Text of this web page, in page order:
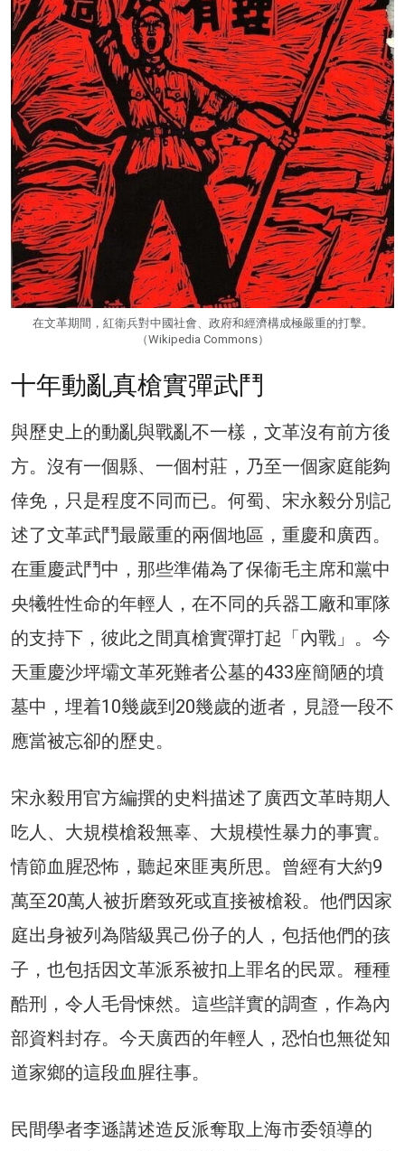
在文革期間，紅衛兵對中國社會、政府和經濟構成極嚴重的打擊。
（Wikipedia Commons）
十年動亂真槍實彈武鬥
與歷史上的動亂與戰亂不一樣，文革沒有前方後
方。沒有一個縣、一個村莊，乃至一個家庭能夠
倖免，只是程度不同而已。何蜀、宋永毅分別記
述了文革武鬥最嚴重的兩個地區，重慶和廣西。
在重慶武鬥中，那些準備為了保衞毛主席和黨中
央犧牲性命的年輕人，在不同的兵器工廠和軍隊
的支持下，彼此之間真槍實彈打起「內戰」。今
天重慶沙坪壩文革死難者公墓的433座簡陋的墳
墓中，埋着10幾歲到20幾歲的逝者，見證一段不
應當被忘卻的歷史。
宋永毅用官方編撰的史料描述了廣西文革時期人
吃人、大規模槍殺無辜、大規模性暴力的事實。
情節血腥恐怖，聽起來匪夷所思。曾經有大約9
萬至20萬人被折磨致死或直接被槍殺。他們因家
庭出身被列為階級異己份子的人，包括他們的孩
子，也包括因文革派系被扣上罪名的民眾。種種
酷刑，令人毛骨悚然。這些詳實的調查，作為內
部資料封存。今天廣西的年輕人，恐怕也無從知
道家鄉的這段血腥往事。
民間學者李遜講述造反派奪取上海市委領導的